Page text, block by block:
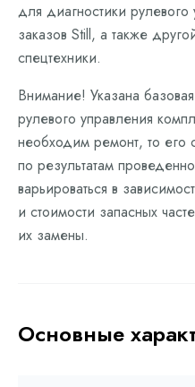
для диагностики
заказов Still, а также
спецтехники.
Внимание! Указана
рулевого управления
необходим ремонт, то его
по результатам
варьироваться в
и стоимости запасных
их замены.
Основные